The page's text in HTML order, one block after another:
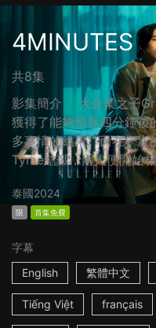
4MINUTES
共8集
影集簡介： 大企業之子
獲得了能夠預見四分鐘後
多事情的結果。而在一
Tyme結識，兩人便開始
泰國2024
限 首集免費
字幕
English
繁體中文
Tiếng Việt français